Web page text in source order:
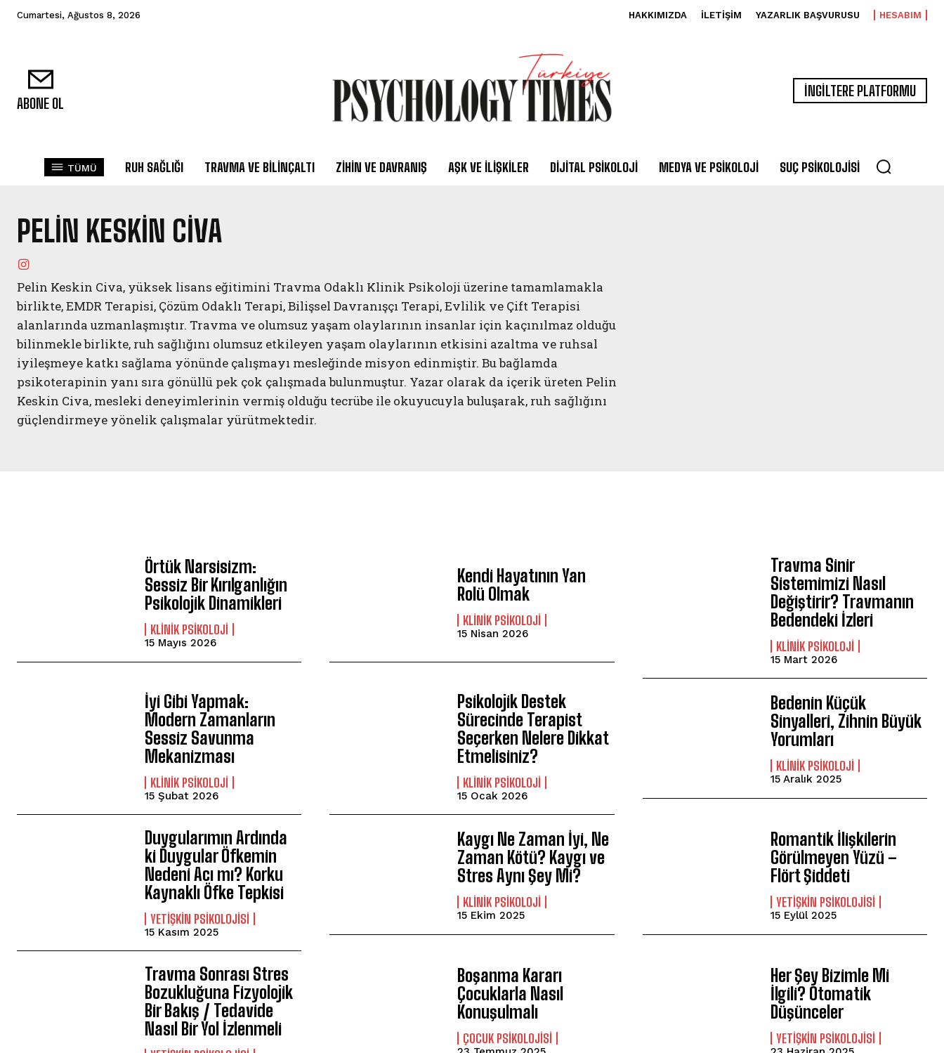
ABONE OL
Gizlilik politikasınıokudum, onaylıyorum.
Cumartesi, Ağustos 8, 2026 HAKKIMIZDA İLETIŞIM YAZARLIK BAŞVURUSU HESABIM
ABONE OL
İNGİLTERE PLATFORMU
TÜMÜ RUH SAĞLIĞI TRAVMA VE BILINÇALTI ZIHIN VE DAVRANIŞ AŞK VE İLIŞKILER DIJITAL PSIKOLOJI MEDYA VE PSIKOLOJI SUÇ PSIKOLOJISI
PELIN KESKIN CIVA
Pelin Keskin Civa, yüksek lisans eğitimini Travma Odaklı Klinik Psikoloji üzerine tamamlamakla
birlikte, EMDR Terapisi, Çözüm Odaklı Terapi, Bilişsel Davranışçı Terapi, Evlilik ve Çift Terapisi
alanlarında uzmanlaşmıştır. Travma ve olumsuz yaşam olaylarının insanlar için kaçınılmaz olduğu
bilinmekle birlikte, ruh sağlığını olumsuz etkileyen yaşam olaylarının etkisini azaltma ve ruhsal
iyileşmeye katkı sağlama yönünde çalışmayı mesleğinde misyon edinmiştir. Bu bağlamda
psikoterapinin yanı sıra gönüllü pek çok çalışmada bulunmuştur. Yazar olarak da içerik üreten Pelin
Keskin Civa, mesleki deneyimlerinin vermiş olduğu tecrübe ile okuyucuyla buluşarak, ruh sağlığını
güçlendirmeye yönelik çalışmalar yürütmektedir.
Örtük Narsisizm:
Sessiz Bir Kırılganlığın
Psikolojik Dinamikleri
KLINIK PSIKOLOJI
15 Mayıs 2026
Kendi Hayatının Yan
Rolü Olmak
KLINIK PSIKOLOJI
15 Nisan 2026
Travma Sinir
Sistemimizi Nasıl
Değiştirir? Travmanın
Bedendeki İzleri
KLINIK PSIKOLOJI
15 Mart 2026
İyi Gibi Yapmak:
Modern Zamanların
Sessiz Savunma
Mekanizması
KLINIK PSIKOLOJI
15 Şubat 2026
Psikolojik Destek
Sürecinde Terapist
Seçerken Nelere Dikkat
Etmelisiniz?
KLINIK PSIKOLOJI
15 Ocak 2026
Bedenin Küçük
Sinyalleri, Zihnin Büyük
Yorumları
KLINIK PSIKOLOJI
15 Aralık 2025
Duygularımın Ardında
ki Duygular Öfkemin
Nedeni Acı mı? Korku
Kaynaklı Öfke Tepkisi
YETIŞKIN PSIKOLOJISI
15 Kasım 2025
Kaygı Ne Zaman İyi, Ne
Zaman Kötü? Kaygı ve
Stres Aynı Şey Mi?
KLINIK PSIKOLOJI
15 Ekim 2025
Romantik İlişkilerin
Görülmeyen Yüzü –
Flört Şiddeti
YETIŞKIN PSIKOLOJISI
15 Eylül 2025
Travma Sonrası Stres
Bozukluğuna Fizyolojik
Bir Bakış / Tedavide
Nasıl Bir Yol İzlenmeli
Boşanma Kararı
Çocuklarla Nasıl
Konuşulmalı
ÇOCUK PSIKOLOJISI
Her Şey Bizimle Mi
İlgili? Otomatik
Düşünceler
YETIŞKIN PSIKOLOJISI